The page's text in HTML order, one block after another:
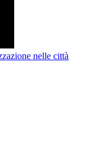
nelle città